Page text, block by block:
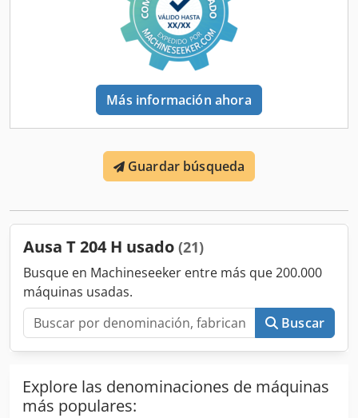
Más información ahora
Guardar búsqueda
Ausa T 204 H usado (21)
Busque en Machineseeker entre más que 200.000
máquinas usadas.
Buscar
Explore las denominaciones de máquinas
más populares: